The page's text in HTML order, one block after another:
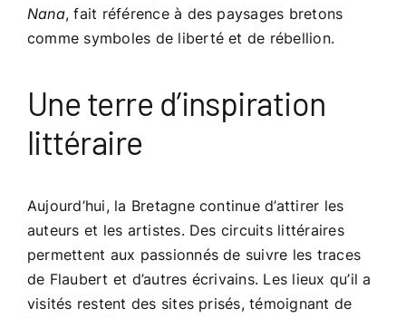
Nana, fait référence à des paysages bretons
comme symboles de liberté et de rébellion.
Une terre d’inspiration
littéraire
Aujourd’hui, la Bretagne continue d’attirer les
auteurs et les artistes. Des circuits littéraires
permettent aux passionnés de suivre les traces
de Flaubert et d’autres écrivains. Les lieux qu’il a
visités restent des sites prisés, témoignant de